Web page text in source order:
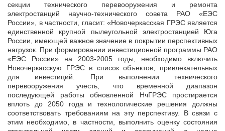
секции технического перевооружения и ремонта
электростанций научно-технического совета РАО «ЕЭС
России», в частности, гласит: «Новочеркасская ГРЭС является
единственной крупной пылеугольной электростанцией Юга
России, имеющей важное значение в покрытии перспективных
нагрузок. При формировании инвестиционной программы РАО
«ЕЭС России» на 2003-2005 годы, необходимо включить
Новочеркасскую ГРЭС в список объектов, привлекательных
для инвестиций. При выполнении технического
перевооружения учесть, что временной диапазон
последующей работы обновленной НчГРЭС простирается
вплоть до 2050 года и технологические решения должны
соответствовать требованиям на эту перспективу. В связи с
этим необходимо, в частности, выполнить оценку состояния